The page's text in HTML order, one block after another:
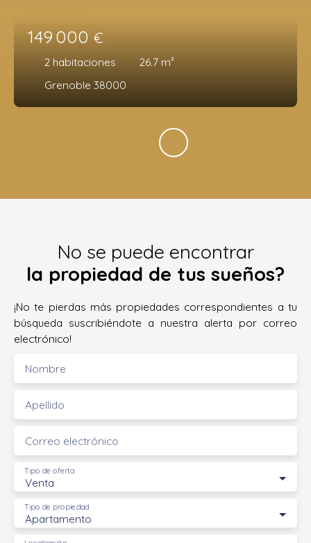
149 000 €
2 habitaciones 26.7 m²
Grenoble 38000
No se puede encontrar
la propiedad de tus sueños?
¡No te pierdas más propiedades correspondientes a tu
búsqueda suscribiéndote a nuestra alerta por correo
electrónico!
Nombre
Apellido
Correo electrónico
Venta
Tipo de oferta
Apartamento
Tipo de propiedad